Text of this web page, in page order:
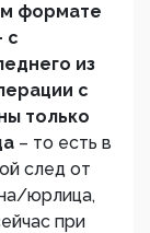
формате
с
из
с
только
– то есть в
след от
юрлица,
при